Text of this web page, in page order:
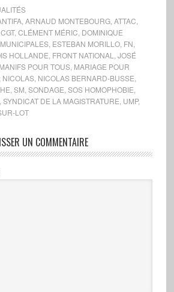
, ARNAUD MONTEBOURG, ATTAC
CGT, CLÉMENT MÉRIC DOMINIQUE
, ESTEBAN MORILLO, FN
HOLLANDE FRONT NATIONAL
JOSÉ
MANIFS POUR TOUS, MARIAGE POUR
NICOLAS, NICOLAS BERNARD-BUSSE
SM SONDAGE SOS HOMOPHOBIE
SYNDICAT DE LA MAGISTRATURE UMP,
LOT
UN COMMENTAIRE